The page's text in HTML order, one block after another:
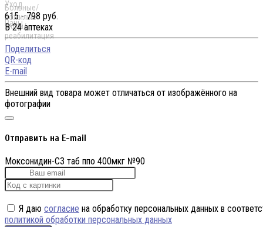
615 - 798 руб.
В 24 аптеках
Поделиться
QR-код
E-mail
Внешний вид товара может отличаться от изображённого на
фотографии
Отправить на E-mail
Моксонидин-СЗ таб ппо 400мкг №90
Я даю согласие на обработку персональных данных в
политикой обработки персональных данных